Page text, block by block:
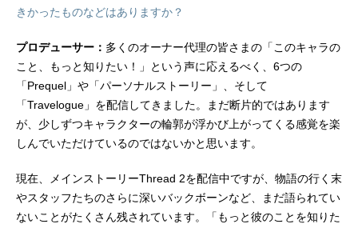
きかったものなどはありますか？
プロデューサー： 多くのオーナー代理の皆さまの「このキャラの
こと、もっと知りたい！」という声に応えるべく、6つの
「Prequel」や「パーソナルストーリー」、そして
「Travelogue」を配信してきました。まだ断片的ではあります
が、少しずつキャラクターの輪郭が浮かび上がってくる感覚を楽
しんでいただけているのではないかと思います。
現在、メインストーリーThread 2を配信中ですが、物語の行く末
やスタッフたちのさらに深いバックボーンなど、まだ語られてい
ないことがたくさん残されています。「もっと彼のことを知りた